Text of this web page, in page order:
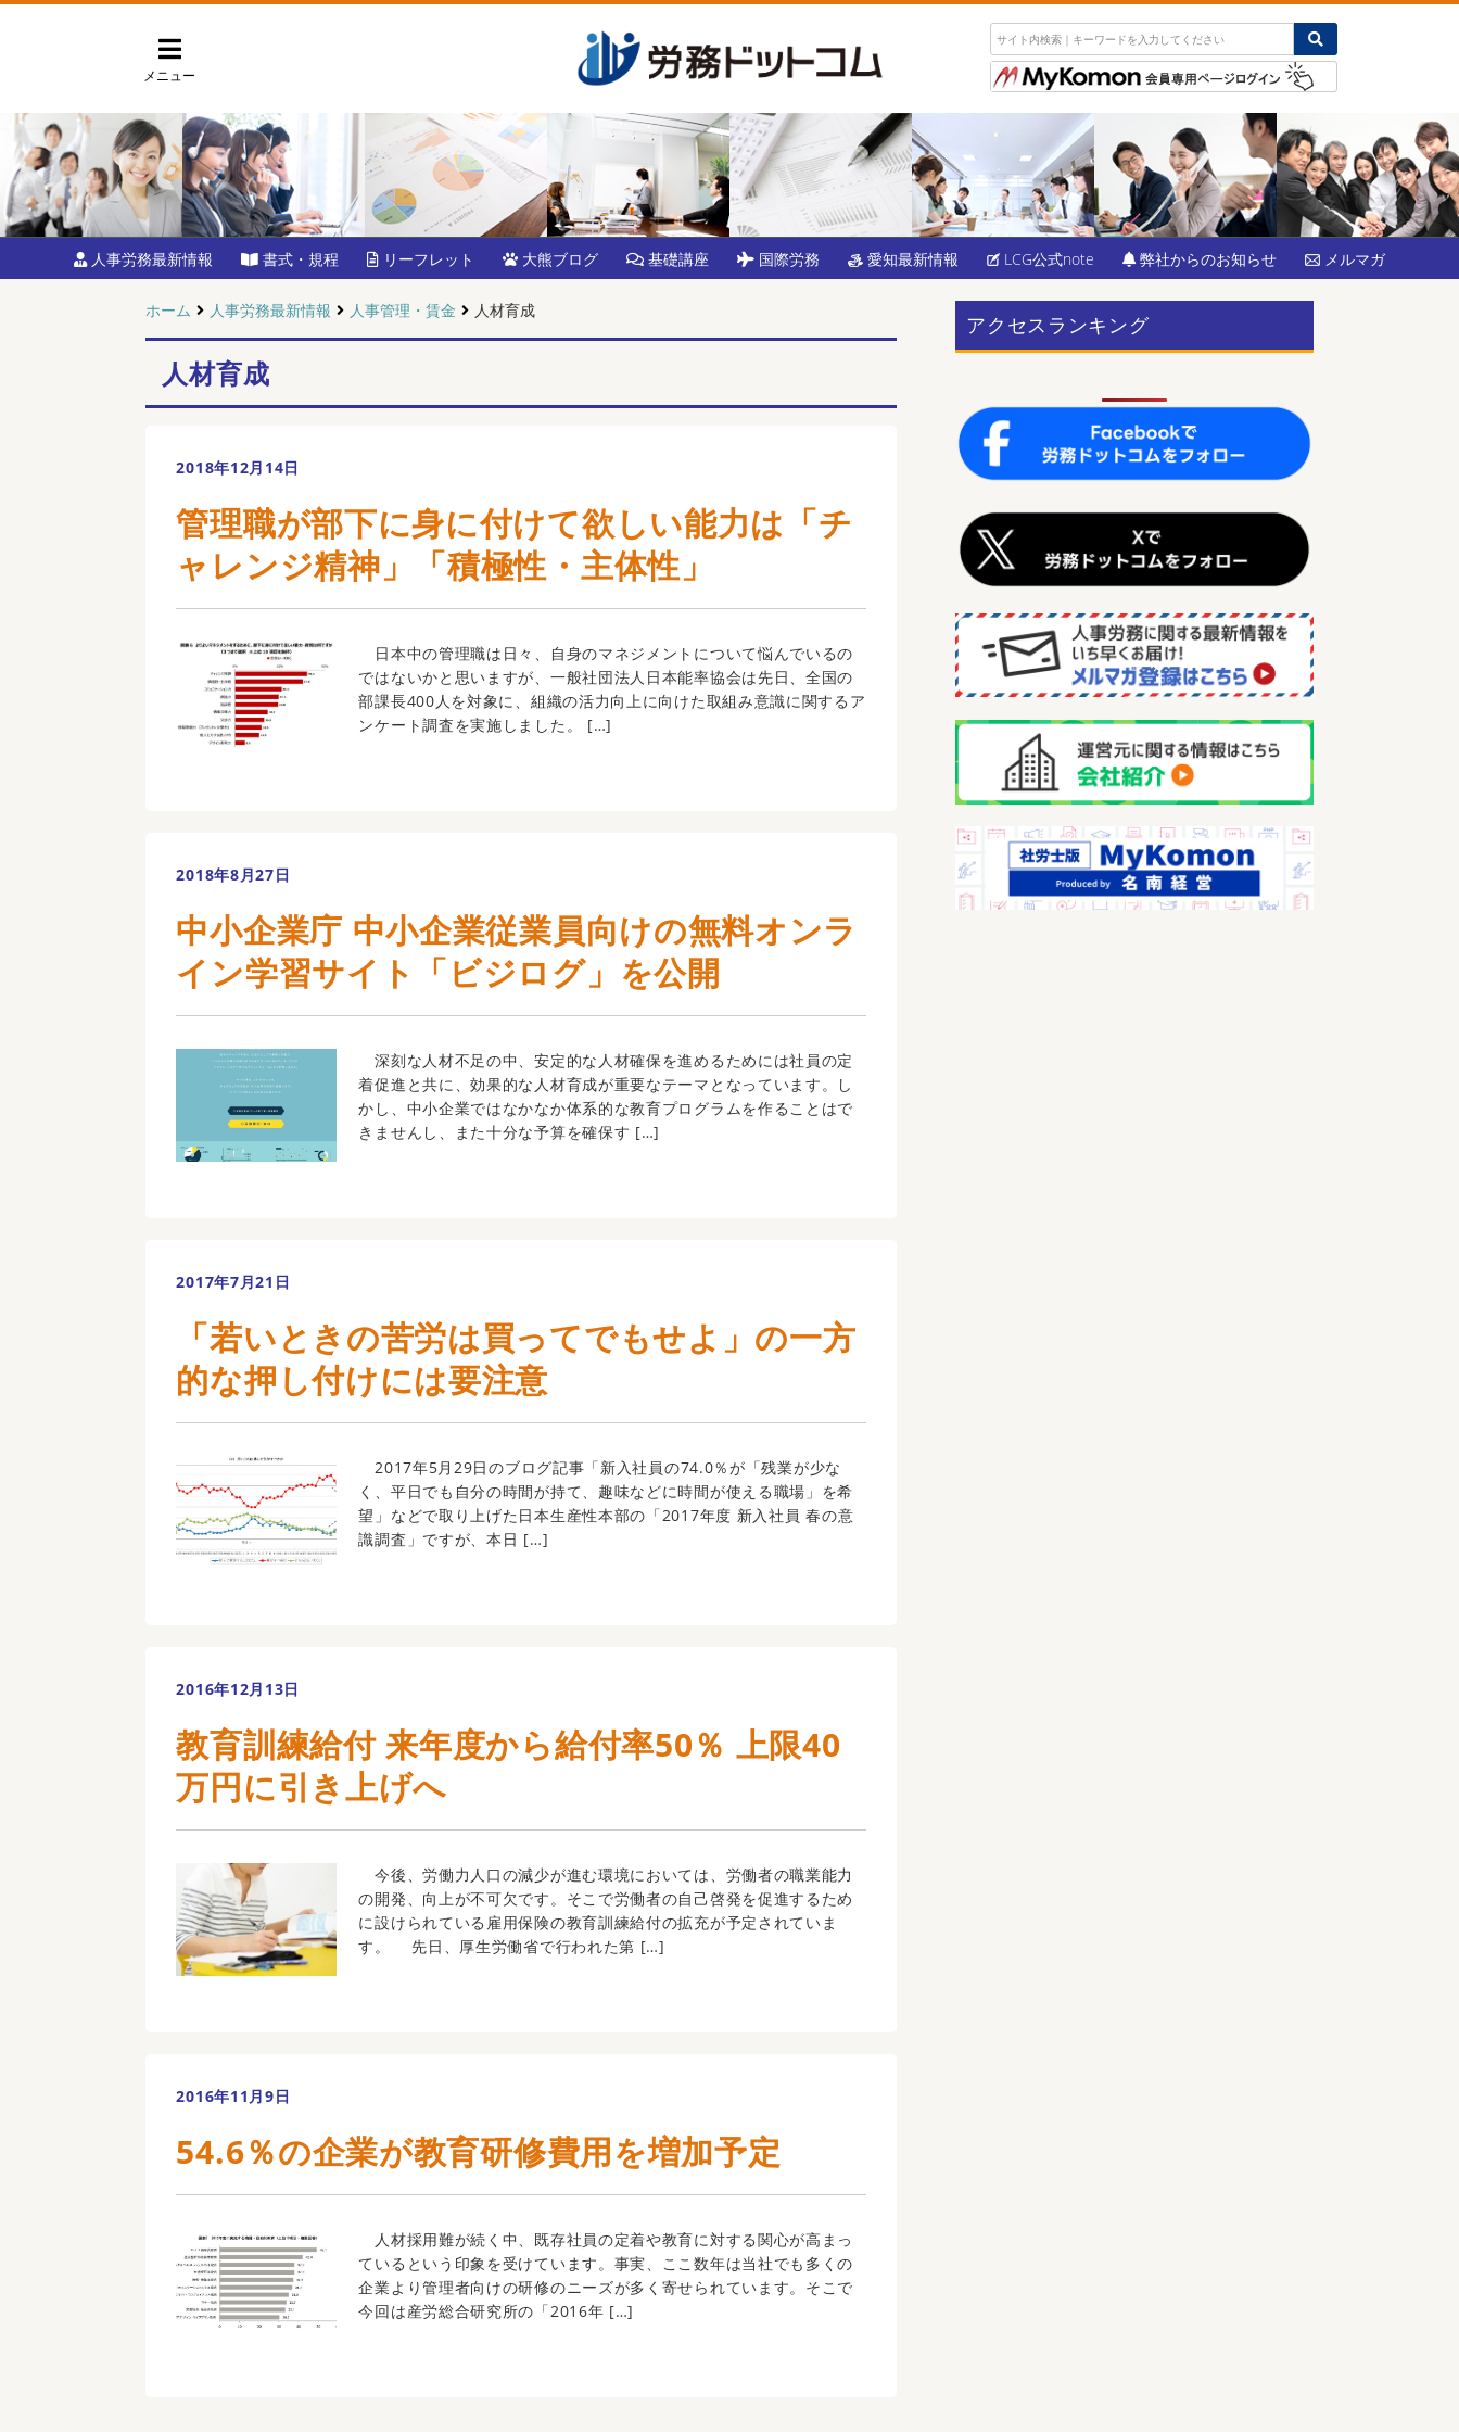
メニュー
人事労務最新情報 書式・規程 リーフレット 大熊ブログ 基礎講座 国際労務 愛知最新情報 LCG公式note 弊社からのお知らせ メルマガ
ホーム 人事労務最新情報 人事管理・賃金 人材育成
人材育成
2018年12月14日
管理職が部下に身に付けて欲しい能力は「チ
ャレンジ精神」「積極性・主体性」
日本中の管理職は日々、自身のマネジメントについて悩んでいるの
ではないかと思いますが、一般社団法人日本能率協会は先日、全国の
部課長400人を対象に、組織の活力向上に向けた取組み意識に関するア
ンケート調査を実施しました。 […]
2018年8月27日
中小企業庁 中小企業従業員向けの無料オンラ
イン学習サイト「ビジログ」を公開
深刻な人材不足の中、安定的な人材確保を進めるためには社員の定
着促進と共に、効果的な人材育成が重要なテーマとなっています。し
かし、中小企業ではなかなか体系的な教育プログラムを作ることはで
きませんし、また十分な予算を確保す […]
2017年7月21日
「若いときの苦労は買ってでもせよ」の一方
的な押し付けには要注意
2017年5月29日のブログ記事「新入社員の74.0％が「残業が少な
く、平日でも自分の時間が持て、趣味などに時間が使える職場」を希
望」などで取り上げた日本生産性本部の「2017年度 新入社員 春の意
識調査」ですが、本日 […]
2016年12月13日
教育訓練給付 来年度から給付率50％ 上限40
万円に引き上げへ
今後、労働力人口の減少が進む環境においては、労働者の職業能力
の開発、向上が不可欠です。そこで労働者の自己啓発を促進するため
に設けられている雇用保険の教育訓練給付の拡充が予定されていま
す。 先日、厚生労働省で行われた第 […]
2016年11月9日
54.6％の企業が教育研修費用を増加予定
人材採用難が続く中、既存社員の定着や教育に対する関心が高まっ
ているという印象を受けています。事実、ここ数年は当社でも多くの
企業より管理者向けの研修のニーズが多く寄せられています。そこで
今回は産労総合研究所の「2016年 […]
アクセスランキング